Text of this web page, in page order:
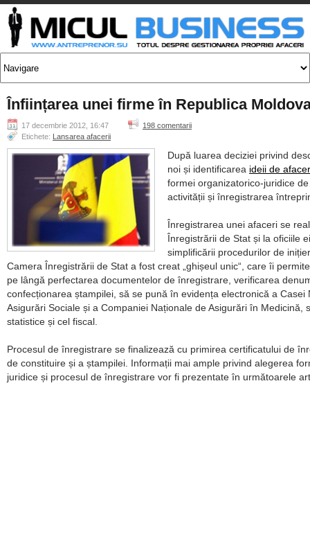
Înființarea unei firme în Republica
17 decembrie 2012, 16:47
198 comentarii
Etichete:
Lansarea afacerii
După luarea deciziei privind
noi și identificarea ideii de
formei organizatorico-juridice
activității și înregistrarea
Înregistrarea unei afaceri se
Înregistrării de Stat și la oficiile
simplificării procedurilor de
Camera Înregistrării de Stat a fost creat ghișeul unic , care îi
pe lângă perfectarea documentelor de înregistrare, verificarea
confecționarea ștampilei, să se pună în evidența electronică a Casei
Asigurări Sociale și a Companiei Naționale de Asigurări în Medicină,
statistice și cel fiscal.
Procesul de înregistrare se finalizează cu primirea certificatului de
de constituire și a ștampilei. Informații mai ample privind alegerea
juridice și procesul de înregistrare vor fi prezentate în următoarele